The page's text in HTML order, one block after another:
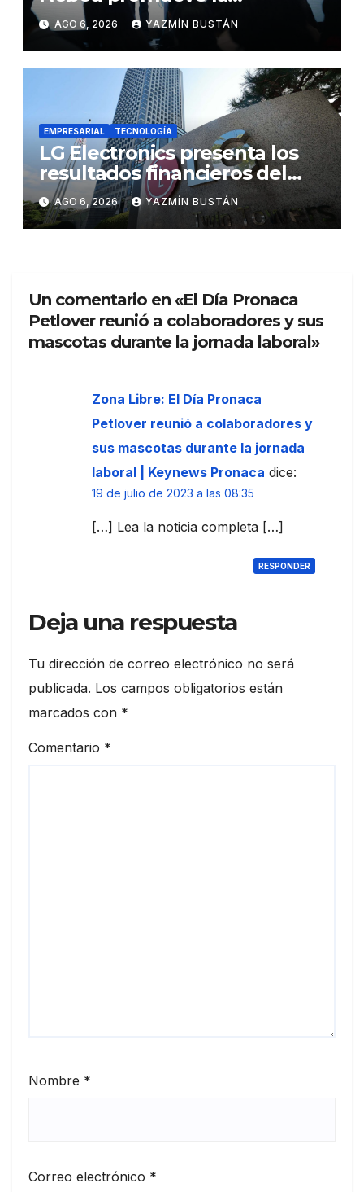
autonomía económica de las
mujeres con más de USD 45
millones en financiamiento
AGO 6, 2026 YAZMÍN BUSTÁN
EMPRESARIAL TECNOLOGÍA
LG Electronics presenta los
resultados financieros del
segundo trimestre de 2026
AGO 6, 2026 YAZMÍN BUSTÁN
Un comentario en «El Día Pronaca
Petlover reunió a colaboradores y sus
mascotas durante la jornada laboral»
Zona Libre: El Día Pronaca
Petlover reunió a colaboradores y
sus mascotas durante la jornada
laboral | Keynews Pronaca dice:
19 de julio de 2023 a las 08:35
[…] Lea la noticia completa […]
RESPONDER
Deja una respuesta
Tu dirección de correo electrónico no será
publicada. Los campos obligatorios están
marcados con *
Comentario *
Nombre *
Correo electrónico *